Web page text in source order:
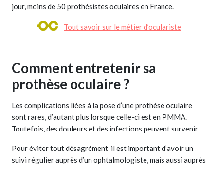
jour, moins de 50 prothésistes oculaires en France.
Tout savoir sur le métier d’oculariste
Comment entretenir sa
prothèse oculaire ?
Les complications liées à la pose d’une prothèse oculaire
sont rares, d’autant plus lorsque celle-ci est en PMMA.
Toutefois, des douleurs et des infections peuvent survenir.
Pour éviter tout désagrément, il est important d’avoir un
suivi régulier auprès d’un ophtalmologiste, mais aussi auprès